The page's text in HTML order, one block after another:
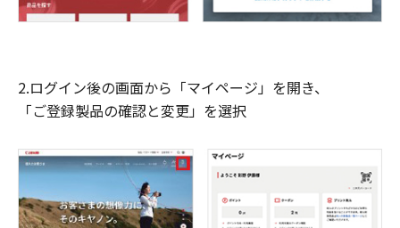
2.ログイン後の画面から「マイページ」を開き、
「ご登録製品の確認と変更」を選択